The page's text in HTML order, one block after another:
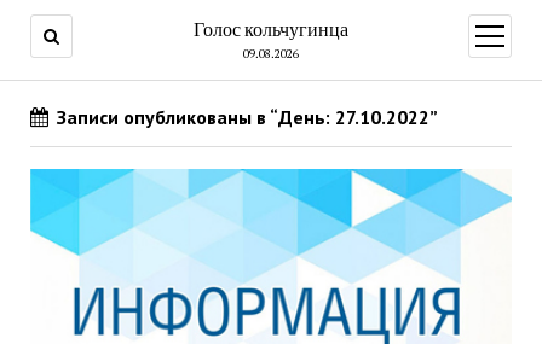
Голос кольчугинца
09.08.2026
меню
Записи опубликованы в “День: 27.10.2022”